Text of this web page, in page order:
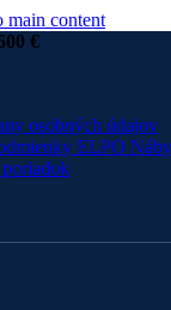
main content
€
osobných údajov
ELPO